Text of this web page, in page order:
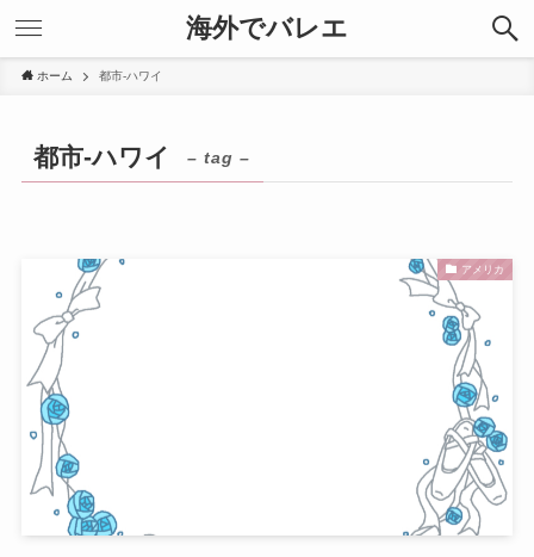
海外でバレエ
ホーム 都市-ハワイ
都市-ハワイ – tag –
アメリカ